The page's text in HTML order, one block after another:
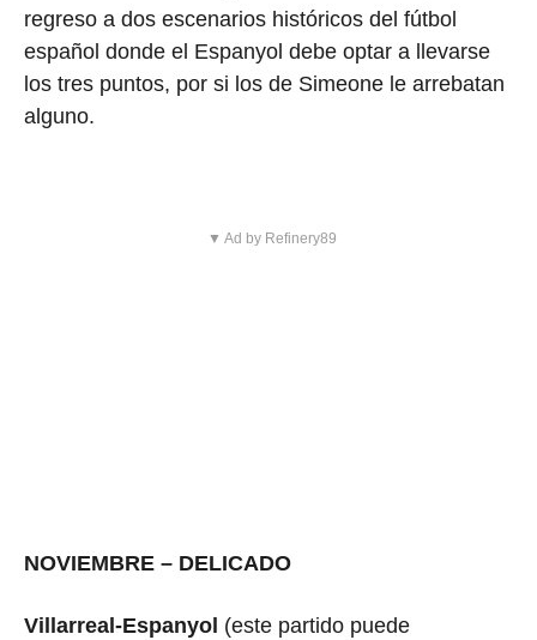
regreso a dos escenarios históricos del fútbol
español donde el Espanyol debe optar a llevarse
los tres puntos, por si los de Simeone le arrebatan
alguno.
▼ Ad by Refinery89
NOVIEMBRE – DELICADO
Villarreal-Espanyol (este partido puede